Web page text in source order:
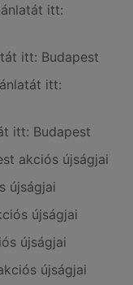
itt:
itt: Budapest
itt:
itt: Budapest
akciós újságjai
újságjai
újságjai
újságjai
újságjai